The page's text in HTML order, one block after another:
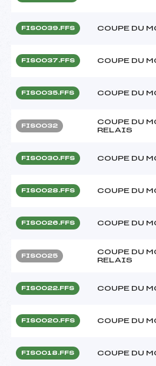
FIS0039.FFS COUPE DU
FIS0037.FFS COUPE DU
FIS0035.FFS COUPE DU
FIS0032
COUPE DU
RELAIS
FIS0030.FFS COUPE DU
FIS0028.FFS COUPE DU
FIS0026.FFS COUPE DU
FIS0025
COUPE DU
RELAIS
FIS0022.FFS COUPE DU
FIS0020.FFS COUPE DU
FIS0018.FFS COUPE DU